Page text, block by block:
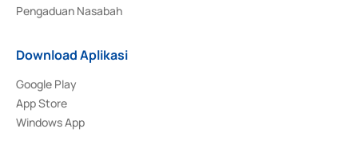
Pengaduan Nasabah
Download Aplikasi
Google Play
App Store
Windows App